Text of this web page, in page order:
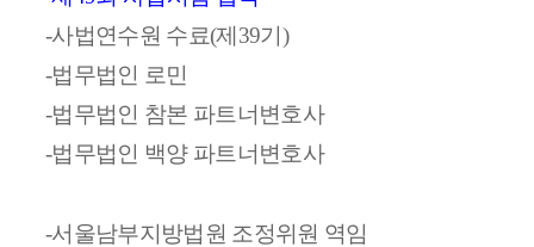
-사법연수원 수료(제39기)
-법무법인 로민
-법무법인 참본 파트너변호사
-법무법인 백양 파트너변호사
-서울남부지방법원 조정위원 역임